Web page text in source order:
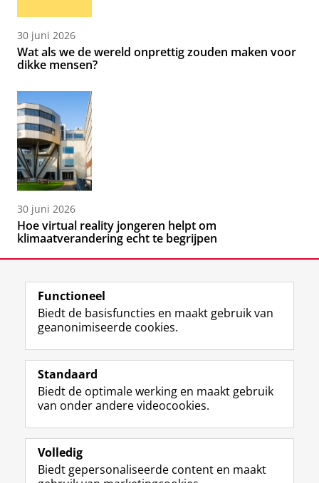
30 juni 2026
Wat als we de wereld onprettig zouden maken voor
dikke mensen?
30 juni 2026
Hoe virtual reality jongeren helpt om
klimaatverandering echt te begrijpen
Volg de RUG
F
a
e
b
o
p
a
L
i
k
e
I
-
p
R
S
-
f
e
R
I
n
t
r
m
Y
o
T
e
k
Studiekiezers
Alumni
Over ons
Functioneel
Biedt de basisfuncties en maakt gebruik van
geanonimiseerde cookies.
Standaard
Biedt de optimale werking en maakt gebruik
van onder andere videocookies.
Volledig
Biedt gepersonaliseerde content en maakt